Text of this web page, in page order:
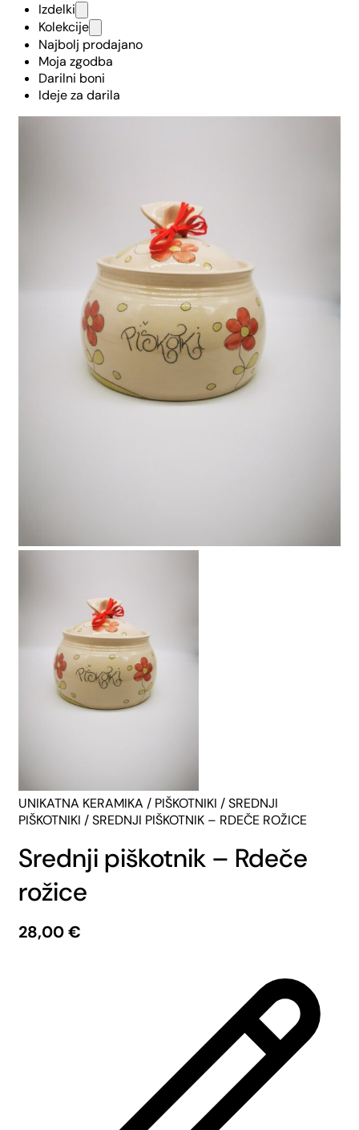
Izdelki
Kolekcije
Najbolj prodajano
Moja zgodba
Darilni boni
Ideje za darila
UNIKATNA KERAMIKA / PIŠKOTNIKI /SREDNJI
PIŠKOTNIKI / SREDNJI PIŠKOTNIK – RDEČE ROŽICE
Srednji piškotnik – Rdeče
rožice
28,00€